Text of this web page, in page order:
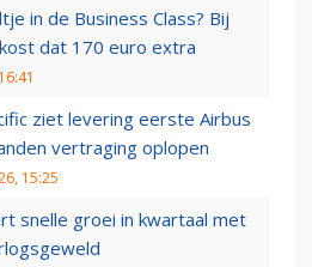
in de Business Class? Bij
dat 170 euro extra
ziet levering eerste Airbus
vertraging oplopen
15:25
snelle groei in kwartaal met